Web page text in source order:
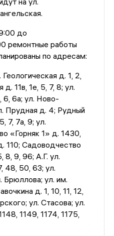
до
ремонтные работы
по адресам:
д. 1, 2,
11в, 1е, 5, 7, 8; ул.
6, 6а; ул. Ново-
Прудная д. 4; Рудный
7, 7а, 9; ул.
«Горняк 1» д. 1430,
110; Садоводчество
8, 9, 96; А.Г. ул.
48, 50, 63; ул.
Брюллова; ул. им.
д. 1, 10, 11, 12,
ул. Стасова; ул.
1149, 1174, 1175,